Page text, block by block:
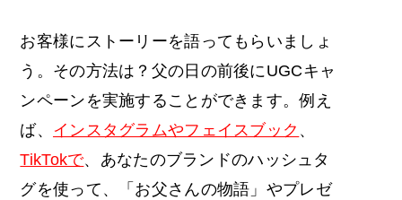
お客様にストーリーを語ってもらいましょ
う。その方法は？父の日の前後にUGCキャ
ンペーンを実施することができます。例え
ば、
インスタグラムやフェイスブック 、
TikTokで、あなたのブランドのハッシュタ
グを使って、「お父さんの物語」やプレゼ